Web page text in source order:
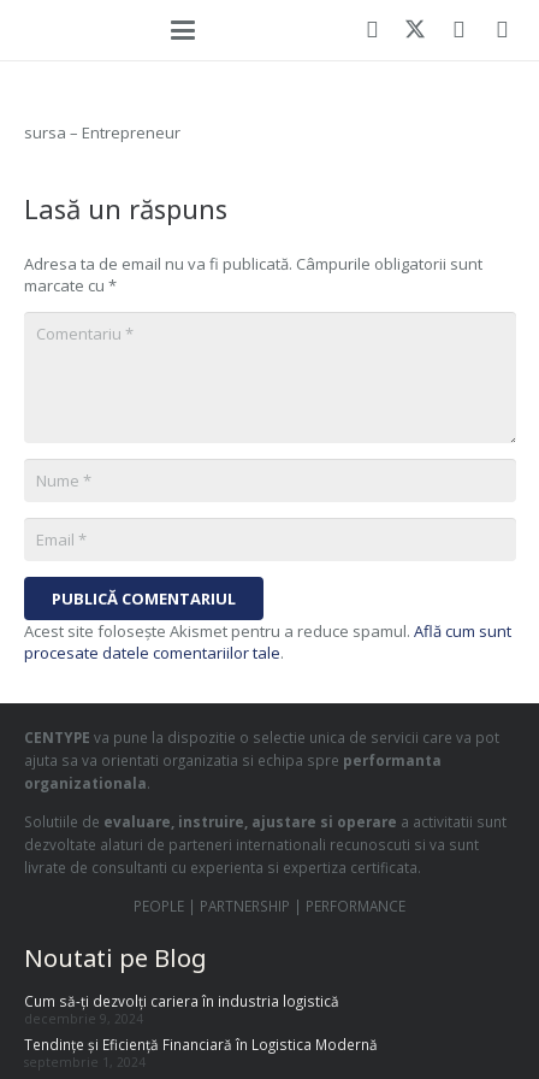
sursa – Entrepreneur
Lasă un răspuns
Adresa ta de email nu va fi publicată. Câmpurile obligatorii sunt
marcate cu *
PUBLICĂ COMENTARIUL
Acest site folosește Akismet pentru a reduce spamul. Află cum sunt
procesate datele comentariilor tale.
CENTYPE va pune la dispozitie o selectie unica de servicii care va pot
ajuta sa va orientati organizatia si echipa spre performanta
organizationala.
Solutiile de evaluare, instruire, ajustare si operare a activitatii sunt
dezvoltate alaturi de parteneri internationali recunoscuti si va sunt
livrate de consultanti cu experienta si expertiza certificata.
PEOPLE | PARTNERSHIP | PERFORMANCE
Noutati pe Blog
Cum să-ți dezvolți cariera în industria logistică
decembrie 9, 2024
Tendințe și Eficiență Financiară în Logistica Modernă
septembrie 1, 2024